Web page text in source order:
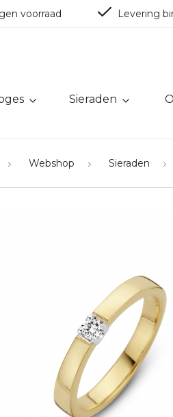
voorraad Levering
Sieraden
Webshop Sieraden